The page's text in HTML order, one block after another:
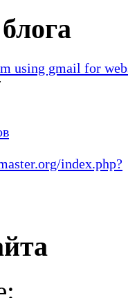
using gmail for
index.php?